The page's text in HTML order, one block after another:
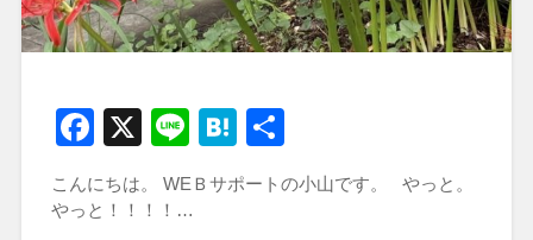
Facebook
X LineHatena
有
こんにちは。 WEＢサポートの小山です。 やっと。
やっと！！！！…